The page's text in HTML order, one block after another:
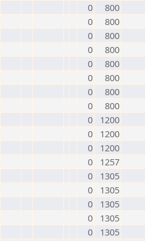
0
800
0
800
0
800
0
800
0
800
0
800
0
800
0
800
0
1200
0
1200
0
1200
0
1257
0
1305
0
1305
0
1305
0
1305
0 1305